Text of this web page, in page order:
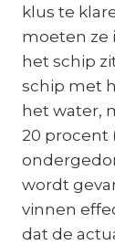
klus te
moeten ze
het schip
schip met
het water,
20 procent
wordt
vinnen
dat de